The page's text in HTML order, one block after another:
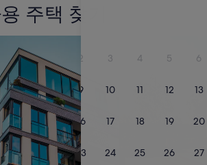
2026
September
이
표
고
있
습
니
다.
2 3 4 5 6
9 10 11 12 13
16 17 18 19 20
23 24 25 26 27
주택 찾기
색